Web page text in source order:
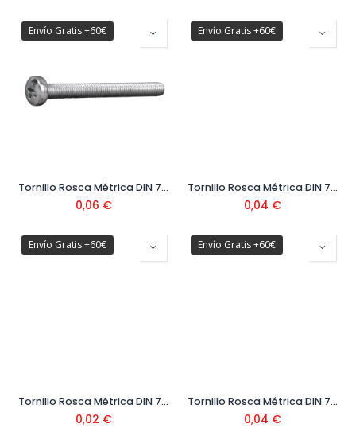
Envío Gratis +60€
Tornillo Rosca Métrica DIN 7985 Cabeza Alomada Ø6 mm
0,06 €
Envío Gratis +60€
Tornillo Rosca Métrica DIN 7985 Cabeza Alomada Ø5 mm
0,04 €
Envío Gratis +60€
Tornillo Rosca Métrica DIN 7985 Cabeza Alomada Ø4 mm
0,02 €
Envío Gratis +60€
Tornillo Rosca Métrica DIN 7985 Cabeza Alomada Ø3 x 30 mm
0,04 €